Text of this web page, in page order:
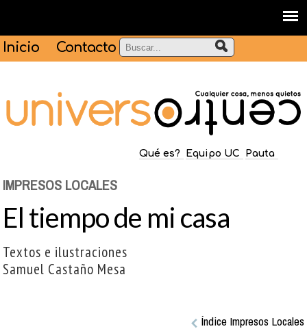
Inicio Contacto
Qué es? Equipo UC Pauta
IMPRESOS LOCALES
El tiempo de mi casa
Textos e ilustraciones
Samuel Castaño Mesa
Índice Impresos Locales